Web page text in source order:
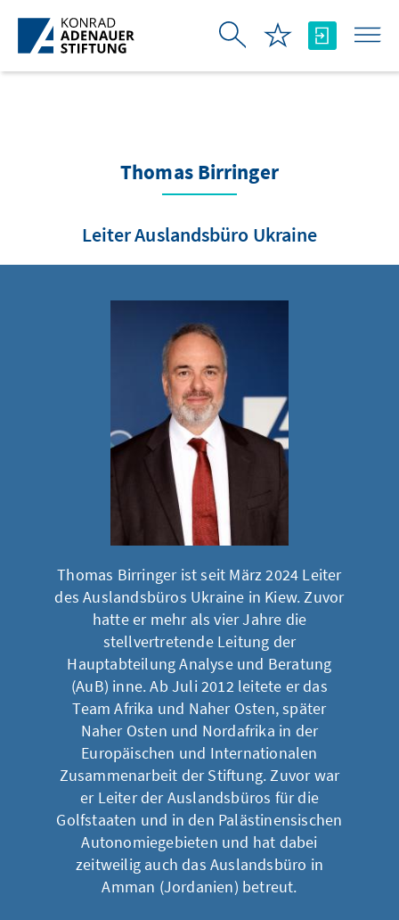
Skip to Main Content
Thomas Birringer
Leiter Auslandsbüro Ukraine
Thomas Birringer ist seit März 2024 Leiter
des Auslandsbüros Ukraine in Kiew. Zuvor
hatte er mehr als vier Jahre die
stellvertretende Leitung der
Hauptabteilung Analyse und Beratung
(AuB) inne. Ab Juli 2012 leitete er das
Team Afrika und Naher Osten, später
Naher Osten und Nordafrika in der
Europäischen und Internationalen
Zusammenarbeit der Stiftung. Zuvor war
er Leiter der Auslandsbüros für die
Golfstaaten und in den Palästinensischen
Autonomiegebieten und hat dabei
zeitweilig auch das Auslandsbüro in
Amman (Jordanien) betreut.